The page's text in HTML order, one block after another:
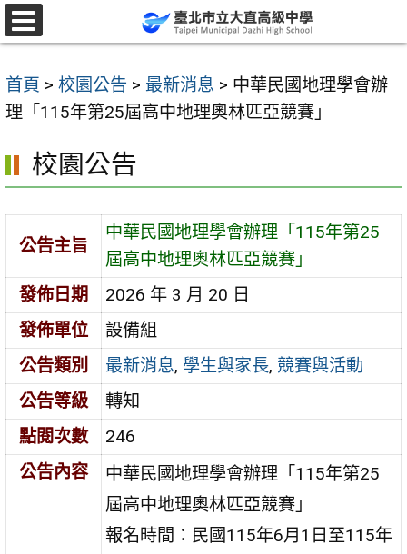
跳
至
要
內
區
首頁 > 校園公告 > 最新消息 > 中華民國地理學會辦
理「115年第25屆高中地理奧林匹亞競賽」
校園公告
公告主旨
中華民國地理學會辦理「115年第25
屆高中地理奧林匹亞競賽」
發佈日期
2026 年 3 月 20 日
發佈單位
設備組
公告類別
最新消息, 學生與家長, 競賽與活動
公告等級
轉知
點閱次數
246
公告內容
中華民國地理學會辦理「115年第25
屆高中地理奧林匹亞競賽」
報名時間：民國115年6月1日至115年
選
單